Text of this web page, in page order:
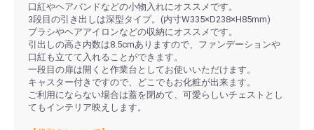
口紅やヘアバンドなどの小物入れにオススメです。
3段目の引き出しは深型タイプ。(内寸W335×D238×H85mm)
ブラシやヘアアイロンなどの収納にオススメです。
引出しの高さ内数は8.5cmありますので、ファンデーションや
口紅も立てて入れることができます。
一段目の扉は開くと作業台としてお使いいただけます。
キャスター付きですので、どこでもお化粧が出来ます。
ご利用にならない場合は蓋を閉めて、可愛らしいチェストとし
てもインテリア映えします。